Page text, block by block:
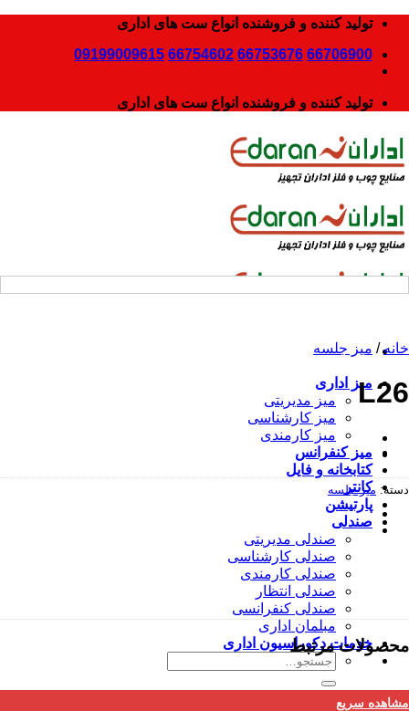
پرش
محتوا
تولید کننده و فروشنده انواع ست های اداری
66706900
66753676
66754602
09199009615
تولید کننده و فروشنده انواع ست های اداری
ميز ادارى
میز مديريتى
میز کارشناسی
میز كارمندى
ميز كنفرانس
كتابخانه و فایل
كانتر
پارتيشن
صندلى
صندلی مديريتى
صندلی كارشناسى
صندلی كارمندى
صندلی انتظار
صندلی كنفرانسى
مبلمان ادارى
خدمات دکوراسیون اداری
جستجو
خانه / ميز جلسه
L26
دسته: ميز جلسه
محصولات مرتبط
مشاهده سریع